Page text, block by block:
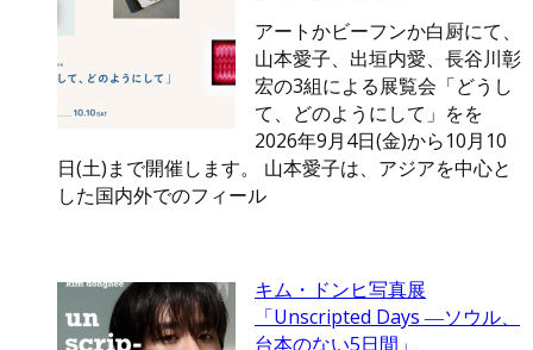
アートかビーフンか白厨にて、
山本愛子、出垣内愛、長谷川彰
宏の3組による展覧会「どうし
て、どのようにして」をを
2026年9月4日(金)から10月10
日(土)まで開催します。 山本愛子は、アジアを中心と
した国内外でのフィール
キム・ドンヒ写真展
「Unscripted Days ―ソウル、
台本のない5日間」